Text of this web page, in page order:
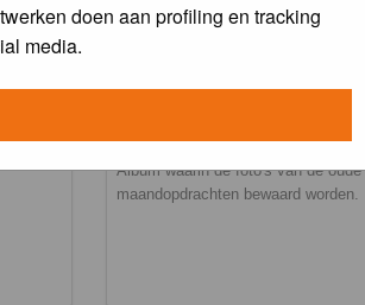
doen aan profiling en tracking
media.
Album waarin de foto's van de oude
maandopdrachten bewaard worden.